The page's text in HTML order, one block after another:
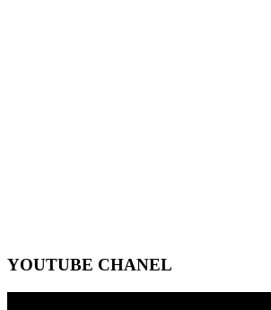
YOUTUBE CHANEL